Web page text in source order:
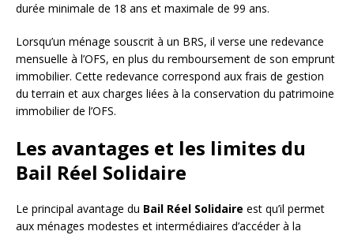
durée minimale de 18 ans et maximale de 99 ans.
Lorsqu’un ménage souscrit à un BRS, il verse une redevance
mensuelle à l’OFS, en plus du remboursement de son emprunt
immobilier. Cette redevance correspond aux frais de gestion
du terrain et aux charges liées à la conservation du patrimoine
immobilier de l’OFS.
Les avantages et les limites du
Bail Réel Solidaire
Le principal avantage du Bail Réel Solidaire est qu’il permet
aux ménages modestes et intermédiaires d’accéder à la